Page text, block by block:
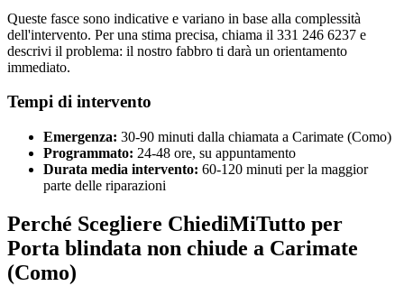
Queste fasce sono indicative e variano in base alla complessità
dell'intervento. Per una stima precisa, chiama il 331 246 6237 e
descrivi il problema: il nostro fabbro ti darà un orientamento
immediato.
Tempi di intervento
Emergenza: 30-90 minuti dalla chiamata a Carimate (Como)
Programmato: 24-48 ore, su appuntamento
Durata media intervento: 60-120 minuti per la maggior
parte delle riparazioni
Perché Scegliere ChiediMiTutto per
Porta blindata non chiude a Carimate
(Como)